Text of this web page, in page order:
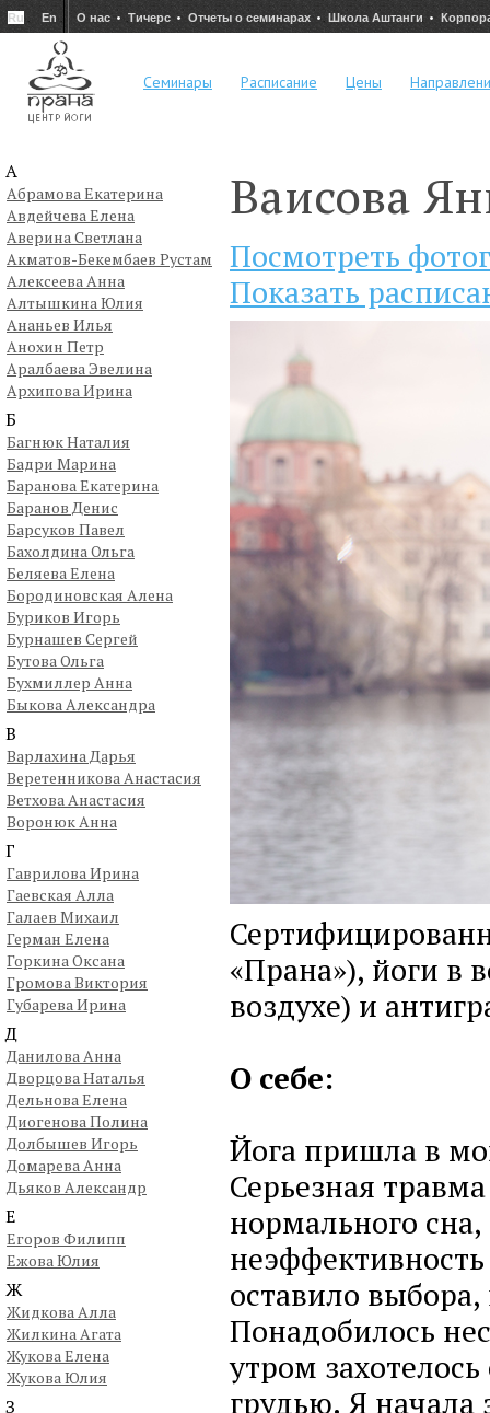
Ru En О нас Тичерс Отчеты о семинарах Школа Аштанги
Семинары Расписание Цены
А
Абрамова Екатерина
Авдейчева Елена
Аверина Светлана
Акматов-Бекембаев Рустам
Алексеева Анна
Алтышкина Юлия
Ананьев Илья
Анохин Петр
Аралбаева Эвелина
Архипова Ирина
Б
Багнюк Наталия
Бадри Марина
Баранова Екатерина
Баранов Денис
Барсуков Павел
Бахолдина Ольга
Беляева Елена
Бородиновская Алена
Буриков Игорь
Бурнашев Сергей
Бутова Ольга
Бухмиллер Анна
Быкова Александра
В
Варлахина Дарья
Веретенникова Анастасия
Ветхова Анастасия
Воронюк Анна
Г
Гаврилова Ирина
Гаевская Алла
Галаев Михаил
Герман Елена
Горкина Оксана
Громова Виктория
Губарева Ирина
Д
Данилова Анна
Дворцова Наталья
Дельнова Елена
Диогенова Полина
Долбышев Игорь
Домарева Анна
Дьяков Александр
Е
Егоров Филипп
Ежова Юлия
Ж
Жидкова Алла
Жилкина Агата
Жукова Елена
Жукова Юлия
З
Ваисова
Посмотреть
Показать
«Прана»), йоги в
воздухе) и
О себе:
Йога пришла в
Серьезная
нормального
оставило
Понадобилось
утром
грудью. Я начала